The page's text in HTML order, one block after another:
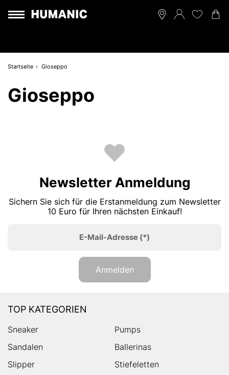
Startseite Gioseppo
Gioseppo
Newsletter Anmeldung
Sichern Sie sich für die Erstanmeldung zum Newsletter
10 Euro für Ihren nächsten Einkauf!
E-Mail-Adresse (*)
Anmelden
TOP KATEGORIEN
Sneaker
Pumps
Sandalen
Ballerinas
Slipper
Stiefeletten